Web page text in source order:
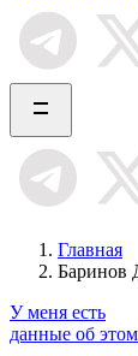
Главная
Баринов
У меня есть
данные об